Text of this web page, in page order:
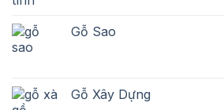
Gỗ Sao
Gỗ Xây Dựng